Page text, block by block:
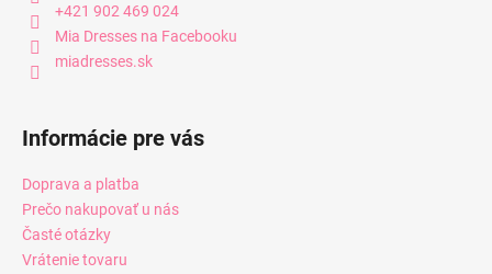
+421 902 469 024
Mia Dresses na Facebooku
miadresses.sk
Informácie pre vás
Doprava a platba
Prečo nakupovať u nás
Časté otázky
Vrátenie tovaru